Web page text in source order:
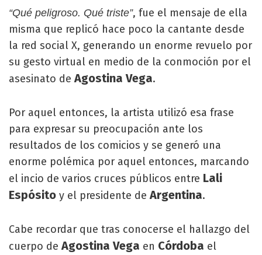
“Qué peligroso. Qué triste”, fue el mensaje de ella
misma que replicó hace poco la cantante desde
la red social X, generando un enorme revuelo por
su gesto virtual en medio de la conmoción por el
asesinato de Agostina Vega.
Por aquel entonces, la artista utilizó esa frase
para expresar su preocupación ante los
resultados de los comicios y se generó una
enorme polémica por aquel entonces, marcando
el incio de varios cruces públicos entre Lali
Espósito y el presidente deArgentina.
Cabe recordar que tras conocerse el hallazgo del
cuerpo deAgostina Vega en Córdoba el